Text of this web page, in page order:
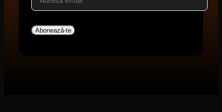
email
Abonează-te